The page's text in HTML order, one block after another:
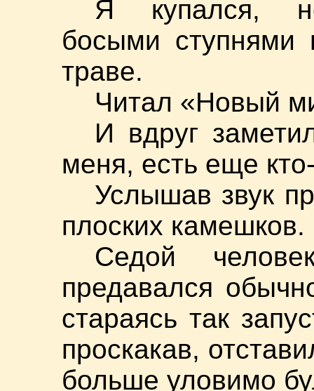
Я купался,
босыми ступнями
траве.
Читал «Новый
И вдруг
меня, есть еще
Услышав звук
плоских камешков.
Седой
предавался
стараясь так
проскакав,
больше уловимо